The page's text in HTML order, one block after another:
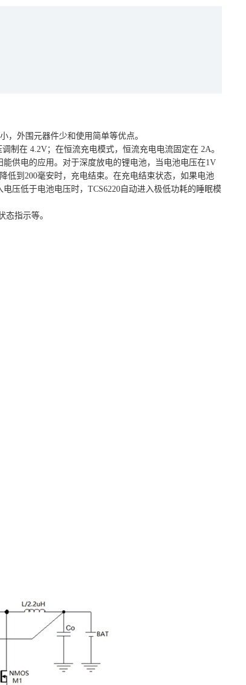
，外围元器件少和使用简单等优点。
制在 4.2V；在恒流充电模式，恒流充电电流固定在 2A。
供电的应用。对于深度放电的锂电池，当电池电压在1V
低到200毫安时，充电结束。在充电结束状态，如果电池
压低于电池电压时，TCS6220自动进入极低功耗的睡眠模
指示等。